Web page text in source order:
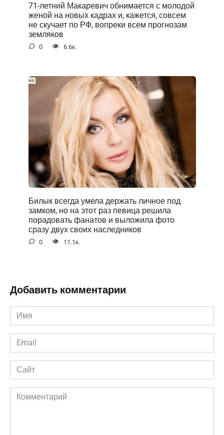
71-летний Макаревич обнимается с молодой
женой на новых кадрах и, кажется, совсем
не скучает по РФ, вопреки всем прогнозам
земляков
0 6.6к.
Билык всегда умела держать личное под
замком, но на этот раз певица решила
порадовать фанатов и выложила фото
сразу двух своих наследников
0 11.1к.
Добавить комментарии
Имя
*
Email
*
Сайт
Комментарий